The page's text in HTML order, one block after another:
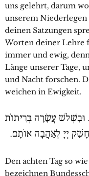
uns gelehrt, darum
unserem
deinen Satzungen
Worten deiner Lehre
immer und ewig,
Länge unserer Tage,
und Nacht forschen.
weichen in Ewigkeit.
וּבִשְׁלֹש עֲשָׂרָה בְּרִיתוֹת
חָשַׁק יְיָ לְאַהֲבָה אוֹתָם.
Den achten Tag so
bezeichnen